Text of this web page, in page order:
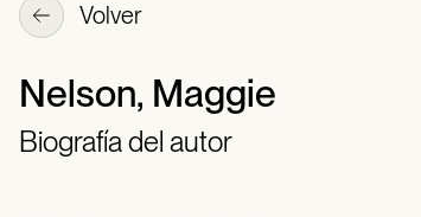
Volver
Nelson, Maggie
Biografía del autor